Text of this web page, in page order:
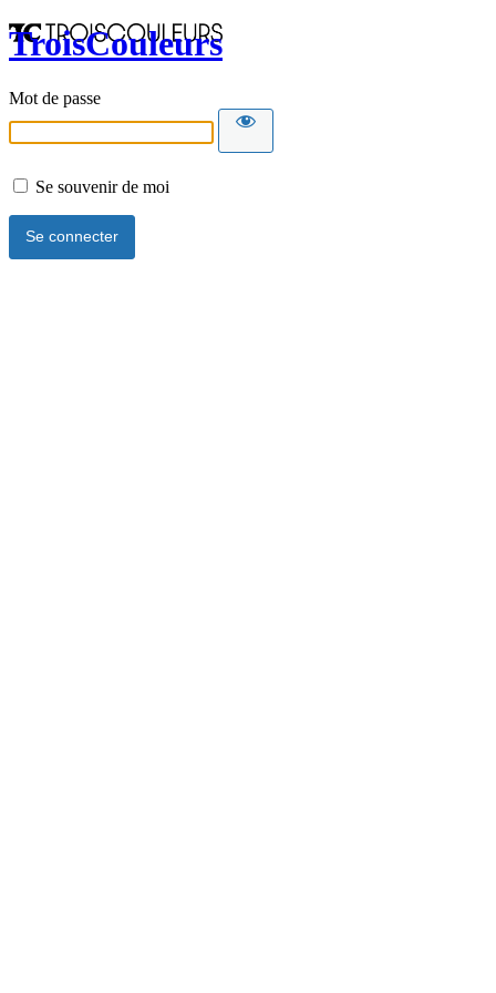
TroisCouleurs
Mot de passe
Se souvenir de moi